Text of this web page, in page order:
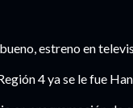
estreno en
4 ya se le fue